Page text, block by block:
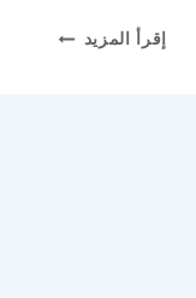
إقرأ المزيد كيف